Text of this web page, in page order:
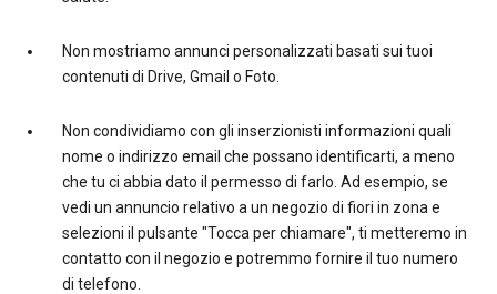
Non mostriamo annunci personalizzati basati sui tuoi
contenuti di Drive, Gmail o Foto.
Non condividiamo con gli inserzionisti informazioni quali
nome o indirizzo email che possano identificarti, a meno
che tu ci abbia dato il permesso di farlo. Ad esempio, se
vedi un annuncio relativo a un negozio di fiori in zona e
selezioni il pulsante "Tocca per chiamare", ti metteremo in
contatto con il negozio e potremmo fornire il tuo numero
di telefono.